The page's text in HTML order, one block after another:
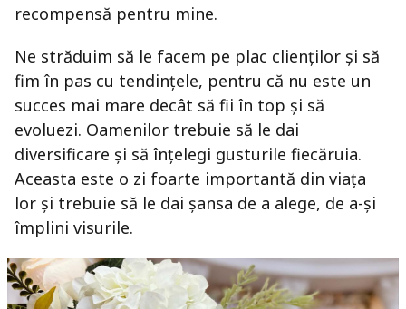
recompensă pentru mine.
Ne străduim să le facem pe plac clienților și să
fim în pas cu tendințele, pentru că nu este un
succes mai mare decât să fii în top și să
evoluezi. Oamenilor trebuie să le dai
diversificare și să înțelegi gusturile fiecăruia.
Aceasta este o zi foarte importantă din viața
lor și trebuie să le dai șansa de a alege, de a-și
împlini visurile.